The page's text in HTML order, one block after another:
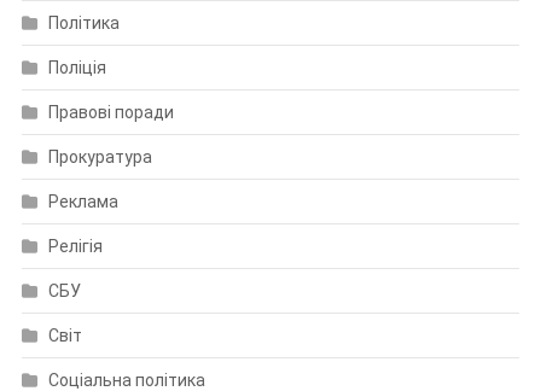
Політика
Поліція
Правові поради
Прокуратура
Реклама
Релігія
СБУ
Світ
Соціальна політика